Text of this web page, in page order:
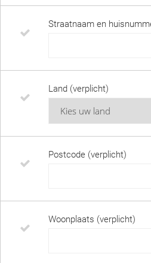
Straatnaam en
Land (verplicht)
Postcode (verplicht)
Woonplaats (verplicht)